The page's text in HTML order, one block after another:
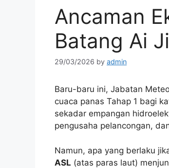
Ancaman
Batang Ai
29/03/2026 by admin
Baru-baru ini, Jabatan
cuaca panas Tahap 1 bagi
sekadar empangan
pengusaha pelancongan,
Namun, apa yang berlaku
ASL (atas paras laut)